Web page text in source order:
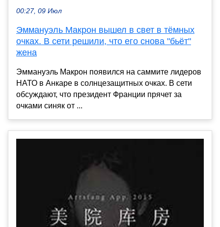
00:27, 09 Июл
Эммануэль Макрон вышел в свет в тёмных
очках. В сети решили, что его снова "бьёт"
жена
Эммануэль Макрон появился на саммите лидеров
НАТО в Анкаре в солнцезащитных очках. В сети
обсуждают, что президент Франции прячет за
очками синяк от ...